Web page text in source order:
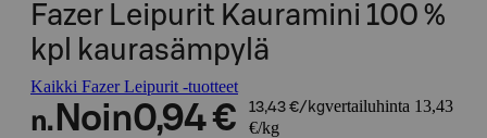
Fazer Leipurit Kauramini 100 %
kpl kaurasämpylä
Kaikki Fazer Leipurit -tuotteet
n. Noin0,94 € 13,43 €/kgvertailuhinta 13,43
€/kg